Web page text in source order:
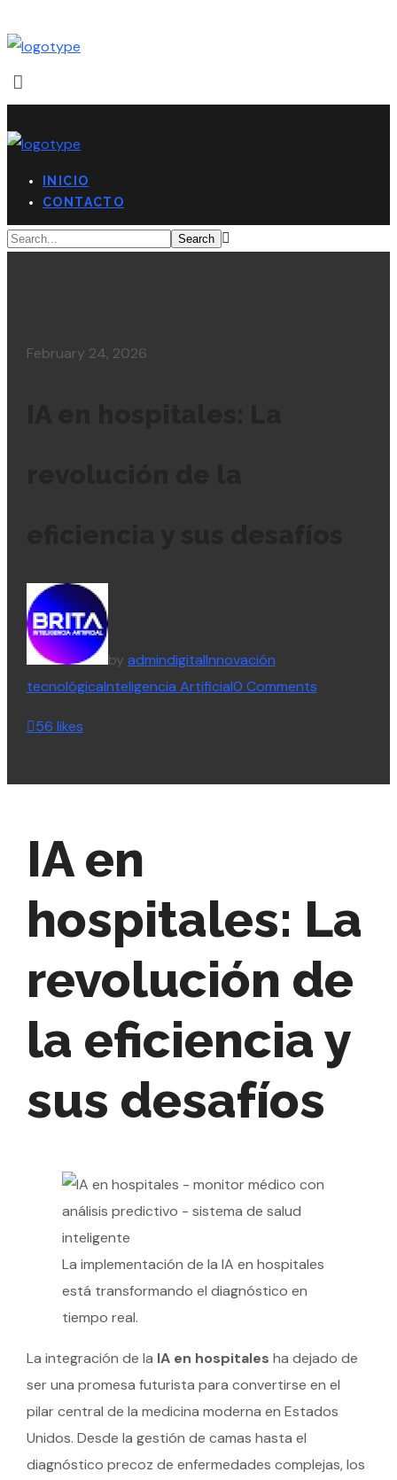
INICIO
CONTACTO
February 24, 2026
by admindigitalInnovación
tecnológicaInteligencia Artificial0 Comments
56 likes
IA en
hospitales: La
revolución de
la eficiencia y
sus desafíos
La implementación de la IA en hospitales
está transformando el diagnóstico en
tiempo real.
La integración de la IA en hospitales ha dejado de
ser una promesa futurista para convertirse en el
pilar central de la medicina moderna en Estados
Unidos. Desde la gestión de camas hasta el
diagnóstico precoz de enfermedades complejas, los